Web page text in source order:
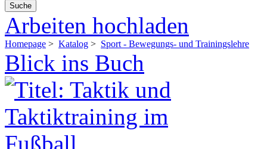
Suche
Arbeiten hochladen
Homepage > Katalog > Sport - Bewegungs- und Trainingslehre
Blick ins Buch